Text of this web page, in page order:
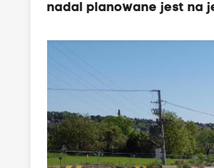
nadal planowane jest na